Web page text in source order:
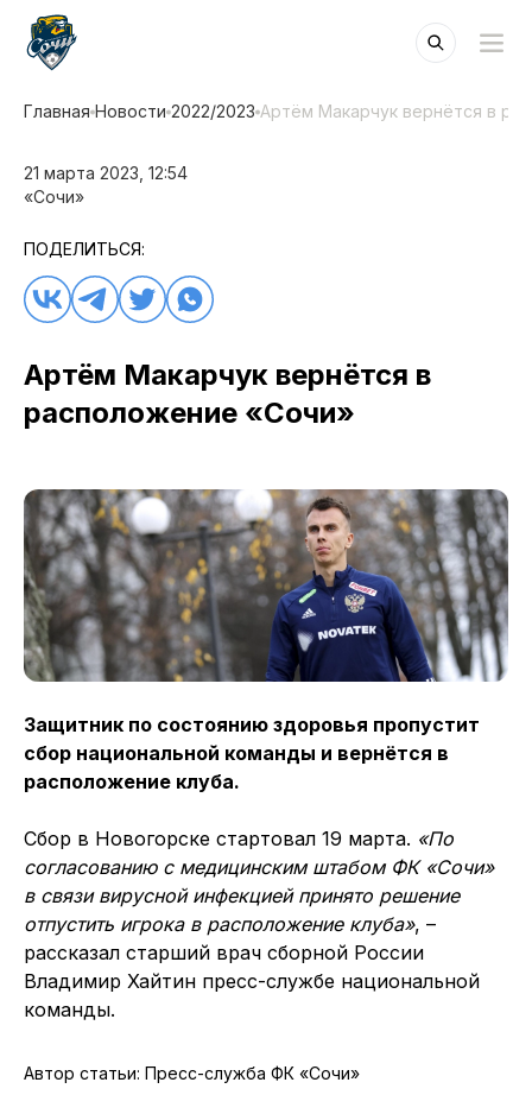
Главная Новости 2022/2023 Артём Макарчук вернётся в
21 марта 2023, 12:54
«Сочи»
ПОДЕЛИТЬСЯ:
Артём Макарчук вернётся в
расположение «Сочи»
Защитник по состоянию здоровья пропустит
сбор национальной команды и вернётся в
расположение клуба.
Сбор в Новогорске стартовал 19 марта. «По
согласованию с медицинским штабом ФК «Сочи»
в связи вирусной инфекцией принято решение
отпустить игрока в расположение клуба», –
рассказал старший врач сборной России
Владимир Хайтин пресс-службе национальной
команды.
Автор статьи: Пресс-служба ФК «Сочи»